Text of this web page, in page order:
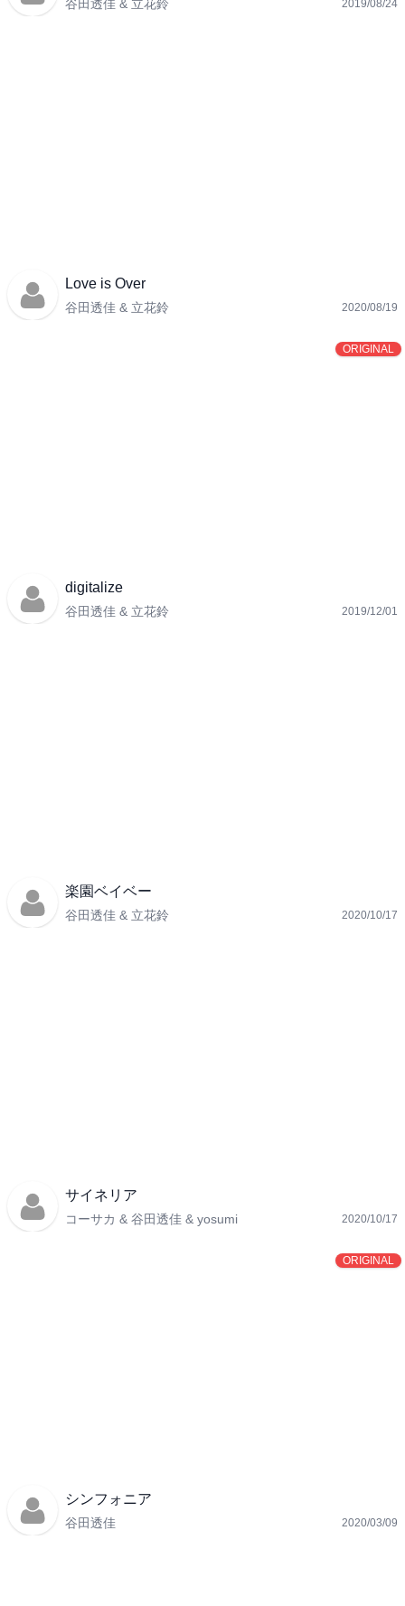
谷田透佳 & 立花鈴 2019/08/24
Love is Over
谷田透佳 & 立花鈴 2020/08/19
ORIGINAL
digitalize
谷田透佳 & 立花鈴 2019/12/01
楽園ベイベー
谷田透佳 & 立花鈴 2020/10/17
サイネリア
コーサカ & 谷田透佳 & yosumi 2020/10/17
ORIGINAL
シンフォニア
谷田透佳 2020/03/09